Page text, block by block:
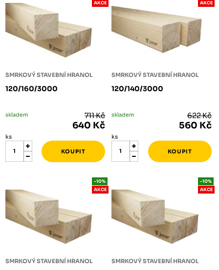
SMRKOVÝ STAVEBNÍ HRANOL
120/160/3000
AKCE
skladem 711 Kč
640 Kč
ks
SMRKOVÝ STAVEBNÍ HRANOL
120/140/3000
AKCE
skladem 622 Kč
560 Kč
ks
SMRKOVÝ STAVEBNÍ HRANOL
-10%
AKCE
SMRKOVÝ STAVEBNÍ HRANOL
-10%
AKCE